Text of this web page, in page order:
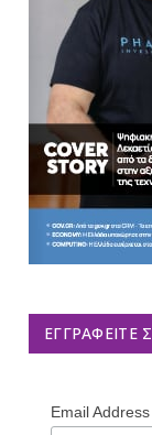
ΕΓΓΡΑΦΕΊΤΕ
Email Address